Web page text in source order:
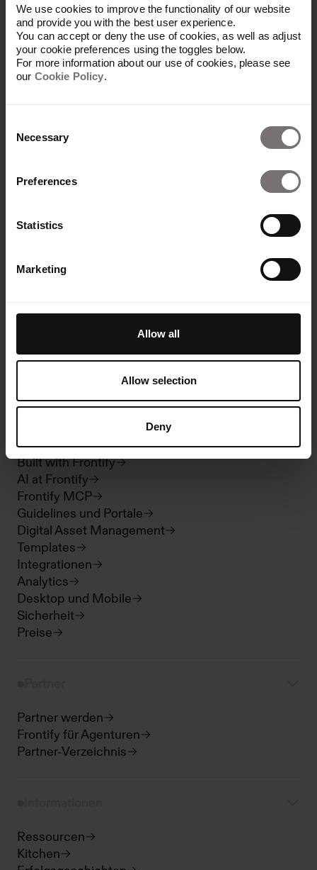
We use cookies to improve the functionality of our website
and provide you with the best user experience.
You can accept or deny the use of cookies, as well as adjust
your cookie preferences using the toggles below.
For more information about our use of cookies, please see
our Cookie Policy.
Selection
Necessary
Preferences
Statistics
Marketing
Allow all
Allow selection
Deny
und Effizienz – mit Frontify.
Demo buchen
Produkt
Übersicht
Built with Frontify
AI at Frontify
Frontify MCP
Guidelines und Portale
Digital Asset Management
Templates
Integrationen
Analytics
Desktop und Mobile
Sicherheit
Preise
Partner werden
Frontify für Agenturen
Partner-Verzeichnis
Ressourcen
Kitchen